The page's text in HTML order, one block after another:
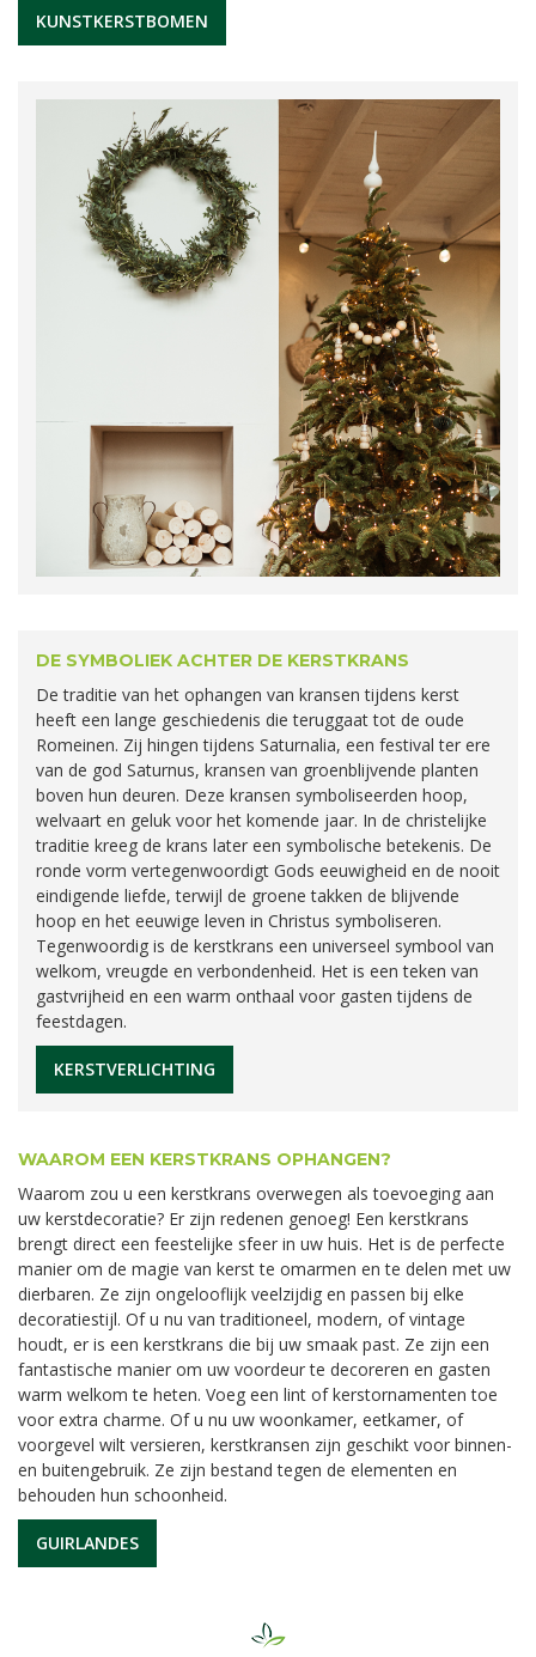
KUNSTKERSTBOMEN
DE SYMBOLIEK ACHTER DE KERSTKRANS
De traditie van het ophangen van kransen tijdens kerst
heeft een lange geschiedenis die teruggaat tot de oude
Romeinen. Zij hingen tijdens Saturnalia, een festival ter ere
van de god Saturnus, kransen van groenblijvende planten
boven hun deuren. Deze kransen symboliseerden hoop,
welvaart en geluk voor het komende jaar. In de christelijke
traditie kreeg de krans later een symbolische betekenis. De
ronde vorm vertegenwoordigt Gods eeuwigheid en de nooit
eindigende liefde, terwijl de groene takken de blijvende
hoop en het eeuwige leven in Christus symboliseren.
Tegenwoordig is de kerstkrans een universeel symbool van
welkom, vreugde en verbondenheid. Het is een teken van
gastvrijheid en een warm onthaal voor gasten tijdens de
feestdagen.
KERSTVERLICHTING
WAAROM EEN KERSTKRANS OPHANGEN?
Waarom zou u een kerstkrans overwegen als toevoeging aan
uw kerstdecoratie? Er zijn redenen genoeg! Een kerstkrans
brengt direct een feestelijke sfeer in uw huis. Het is de perfecte
manier om de magie van kerst te omarmen en te delen met uw
dierbaren. Ze zijn ongelooflijk veelzijdig en passen bij elke
decoratiestijl. Of u nu van traditioneel, modern, of vintage
houdt, er is een kerstkrans die bij uw smaak past. Ze zijn een
fantastische manier om uw voordeur te decoreren en gasten
warm welkom te heten. Voeg een lint of kerstornamenten toe
voor extra charme. Of u nu uw woonkamer, eetkamer, of
voorgevel wilt versieren, kerstkransen zijn geschikt voor binnen-
en buitengebruik. Ze zijn bestand tegen de elementen en
behouden hun schoonheid.
GUIRLANDES